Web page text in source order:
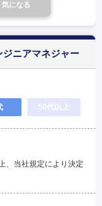
気になる
ニアマネジャー
50代以上
、当社規定により決定